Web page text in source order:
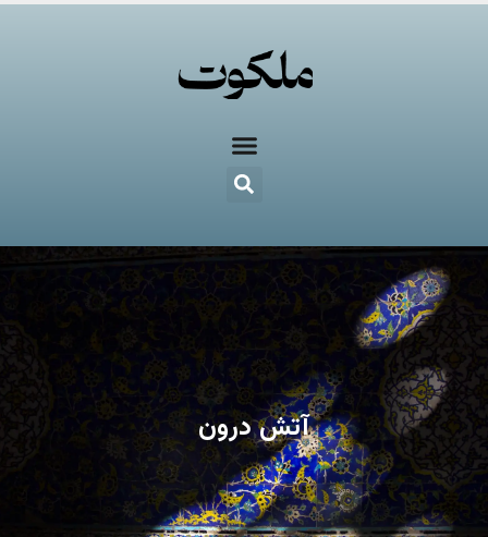
آتش درون